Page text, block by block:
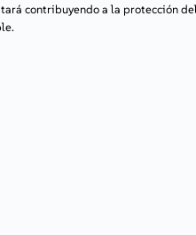
contribuyendo a la protección